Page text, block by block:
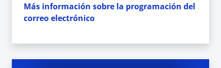
Más información sobre la programación del
correo electrónico